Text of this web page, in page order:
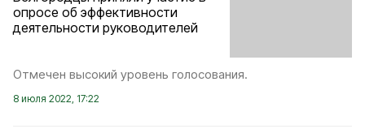
опросе об эффективности
деятельности руководителей
Отмечен высокий уровень голосования.
8 июля 2022, 17:22